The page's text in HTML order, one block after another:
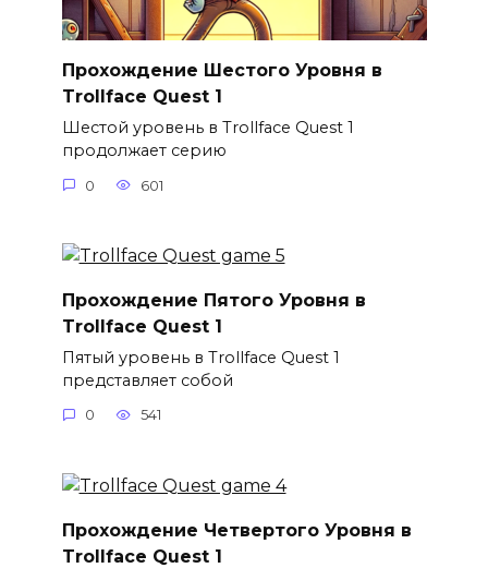
Прохождение Шестого Уровня в
Trollface Quest 1
Шестой уровень в Trollface Quest 1
продолжает серию
0 601
Прохождение Пятого Уровня в
Trollface Quest 1
Пятый уровень в Trollface Quest 1
представляет собой
0 541
Прохождение Четвертого Уровня в
Trollface Quest 1